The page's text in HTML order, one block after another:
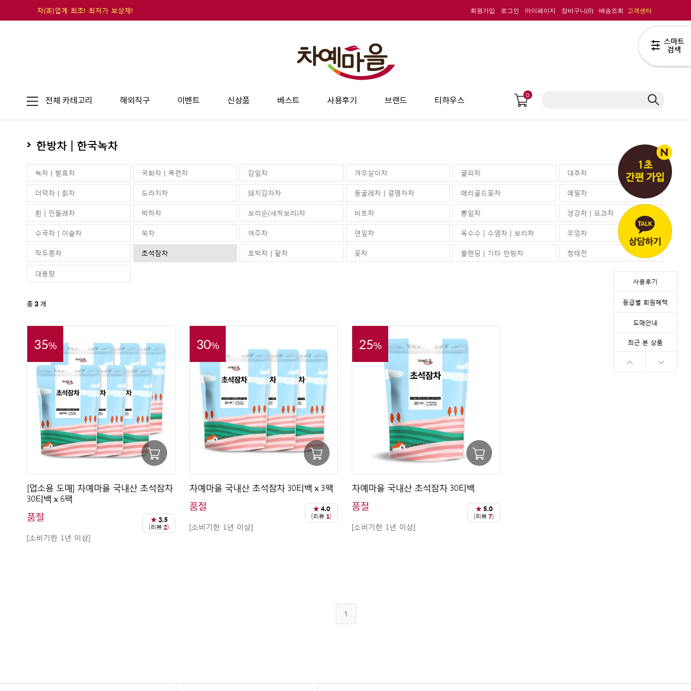
차(茶)업계 최초! 최저가 보상제! 회원가입 로그인 마이페이지 장바구니(0) 배송조회 고객센터
전체 카테고리 해외직구 이벤트 신상품 베스트 사용후기 브랜드 티하우스 0
사용후기
등급별 회원혜택
도매안내
최근 본 상품
한방차 | 한국녹차
녹차 | 발효차 국화차 | 목련차 감잎차 겨우살이차 귤피차 대추차
더덕차 | 칡차 도라지차 돼지감자차 둥굴레차 | 결명자차 메리골드꽃차 메밀차
흰 | 민들레차 박하차 보리순(새싹보리)차 비트차 뽕잎차 생강차 | 모과차
수국차 | 이슬차 쑥차 여주차 연잎차 옥수수 | 수염차 | 보리차 우엉차
작두콩차 초석잠차 호박차 | 팥차 꽃차 블렌딩 | 기타 한방차 청태전
대용량
총3개 인기상품순
35%
[업소용 도매] 차예마을 국내산 초석잠차
30티백 x 6팩
품절 ★3.5
(리뷰2)
[소비기한 1년 이상]
30%
차예마을 국내산 초석잠차 30티백 x 3팩
품절 ★4.0
(리뷰 1)
[소비기한 1년 이상]
25%
차예마을 국내산 초석잠차 30티백
품절 ★5.0
(리뷰7)
[소비기한 1년 이상]
1